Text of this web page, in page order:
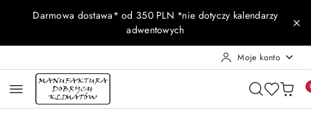
Przejdź do treści głównej
Przejdź do wyszukiwarki
Przejdź do moje konto
Przejdź do menu głównego
Przejdź do stopki
Darmowa dostawa* od 350 PLN *nie dotyczy kalendarzy
adwentowych
Moje konto